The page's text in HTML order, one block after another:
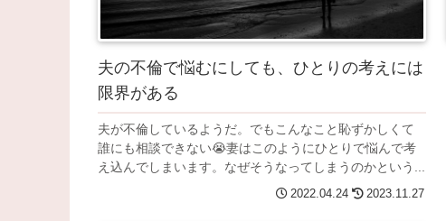
夫の不倫で悩むにしても、ひとりの考えには
限界がある￼
夫が不倫しているようだ。でもこんなこと恥ずかしくて
誰にも相談できない😭妻はこのようにひとりで悩んで考
え込んでしまいます。なぜそうなってしまうのかという...
2022.04.24 2023.11.27